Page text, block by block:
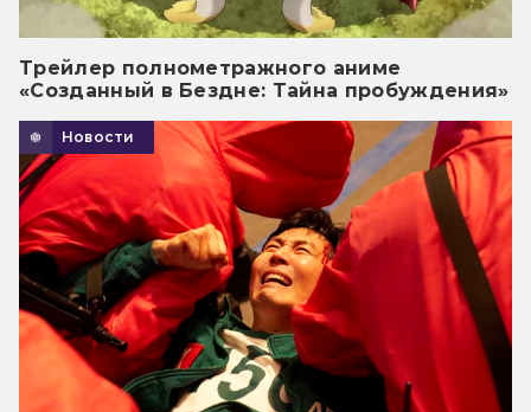
Трейлер полнометражного аниме
«Созданный в Бездне: Тайна пробуждения»
Новости